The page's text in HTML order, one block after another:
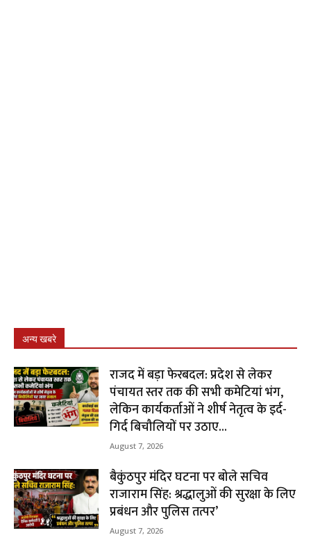
अन्य खबरे
राजद में बड़ा फेरबदल: प्रदेश से लेकर
पंचायत स्तर तक की सभी कमेटियां भंग,
लेकिन कार्यकर्ताओं ने शीर्ष नेतृत्व के इर्द-
गिर्द बिचौलियों पर उठाए...
August 7, 2026
बैकुंठपुर मंदिर घटना पर बोले सचिव
राजाराम सिंह: श्रद्धालुओं की सुरक्षा के लिए
प्रबंधन और पुलिस तत्पर’
August 7, 2026